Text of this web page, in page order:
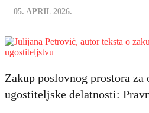
05. APRIL 2026.
Zakup poslovnog prostora za
ugostiteljske delatnosti: